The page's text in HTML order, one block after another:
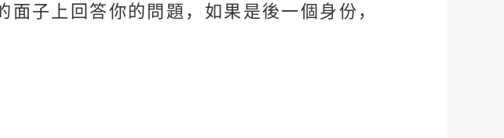
面子上回答你的問題，如果是後一個身份，